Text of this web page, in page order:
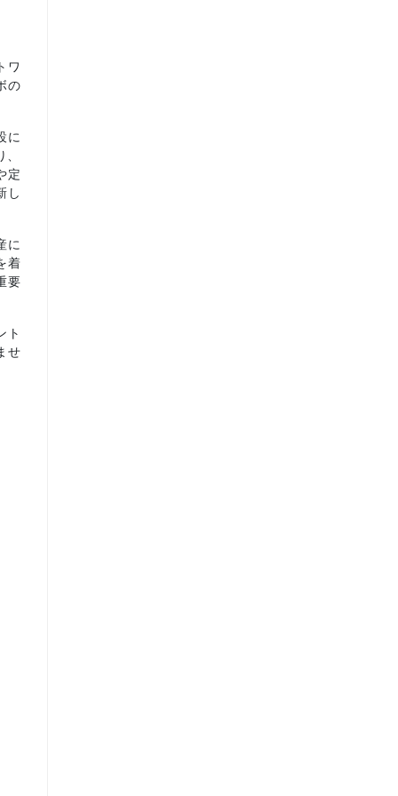
ワ
の
に
定
し
に
着
要
ト
せ